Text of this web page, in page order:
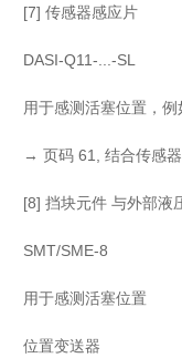
[7] 传感器感应片
DASI-Q11-...-SL
用于感测活塞位置，例
→ 页码 61, 结合传感器
[8] 挡块元件 与外部液
SMT/SME-8
用于感测活塞位置
位置变送器